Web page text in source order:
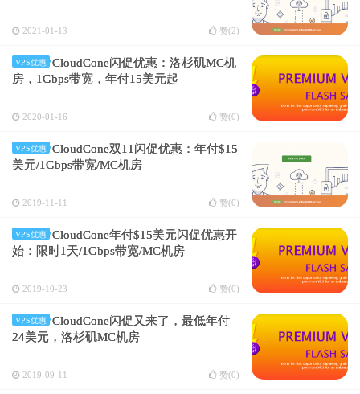
2021-01-13 赞(2)
VPS优惠
CloudCone闪促优惠：洛杉矶MC机
房，1Gbps带宽，年付15美元起
2020-01-16 赞(0)
VPS优惠
CloudCone双11闪促优惠：年付$15
美元/1Gbps带宽/MC机房
2019-11-11 赞(0)
VPS优惠
CloudCone年付$15美元闪促优惠开
始：限时1天/1Gbps带宽/MC机房
2019-10-23 赞(0)
VPS优惠
CloudCone闪促又来了，最低年付
24美元，洛杉矶MC机房
2019-09-11 赞(0)